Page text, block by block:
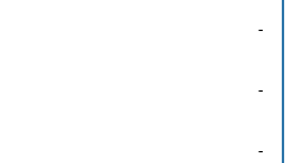
-
-
-